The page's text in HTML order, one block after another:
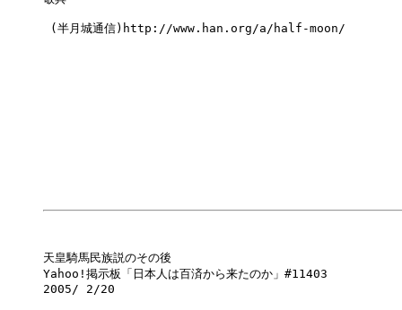
(半月城通信)http://www.han.org/a/half-moon/
天皇騎馬民族説のその後
Yahoo!掲示板「日本人は百済から来たのか」#11403
2005/ 2/20